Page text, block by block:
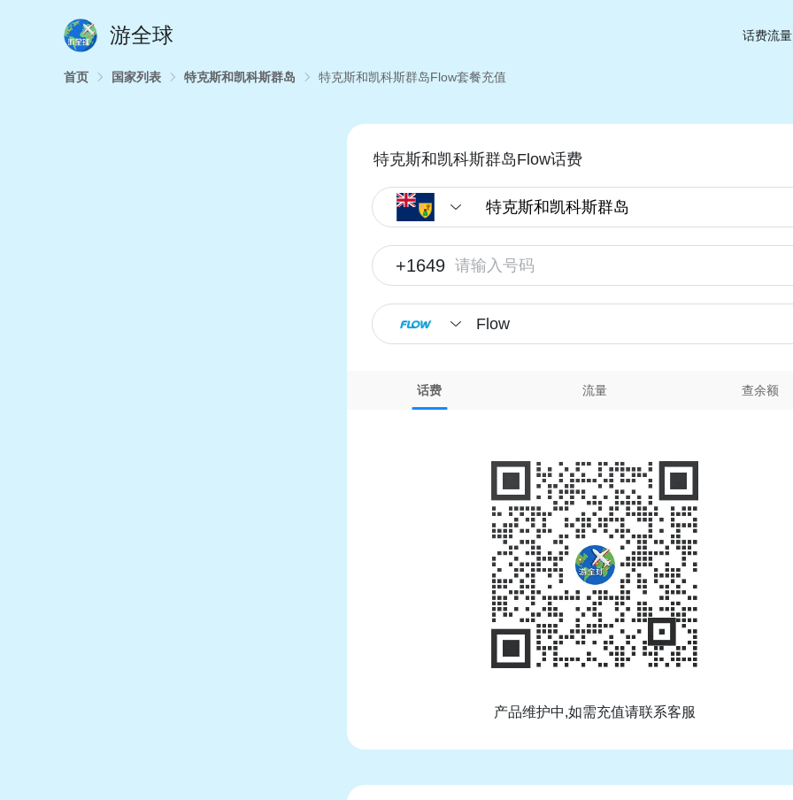
游全球 话费流
首页 国家列表 特克斯和凯科斯群岛 特克斯和凯科斯群岛Flow套餐充值
特克斯和凯科斯群岛Flow话费
+1649
Flow
话费 流量 查余额
产品维护中,如需充值请联系客服